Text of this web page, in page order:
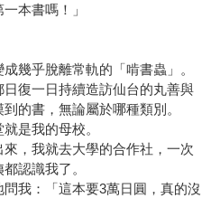
本書嗎！」
幾乎脫離常軌的「啃書蟲」。
復一日持續造訪仙台的丸善與
的書，無論屬於哪種類別。
是我的母校。
，我就去大學的合作社，一次
認識我了。
我：「這本要3萬日圓，真的沒